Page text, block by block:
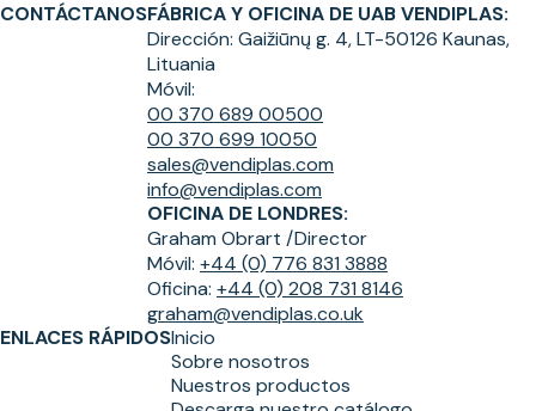
CONTÁCTANOSFÁBRICA Y OFICINA DE UAB VENDIPLAS:
Dirección: Gaižiūnų g. 4, LT-50126 Kaunas,
Lituania
Móvil:
00 370 689 00500
00 370 699 10050
sales@vendiplas.com
info@vendiplas.com
OFICINA DE LONDRES:
Graham Obrart /Director
Móvil: +44 (0) 776 831 3888
Oficina: +44 (0) 208 731 8146
graham@vendiplas.co.uk
ENLACES RÁPIDOSInicio
Sobre nosotros
Nuestros productos